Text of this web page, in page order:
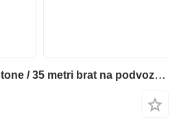
Liebherr Cathefeng 30 tone / 35 metri brat na podvozku Volvo FM11 - CAT 30 tone/ 35 metri